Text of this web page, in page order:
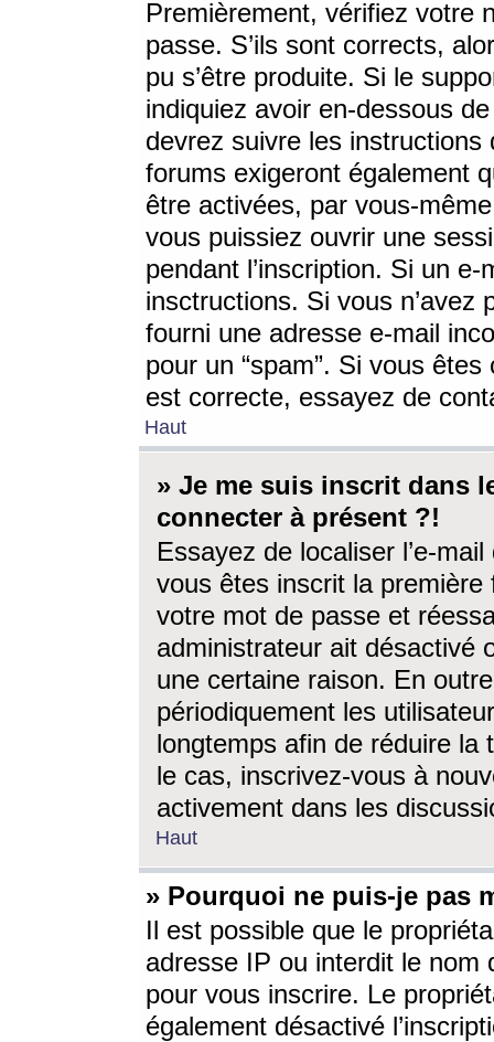
Premièrement, vérifiez votre
passe. S’ils sont corrects,
pu s’être produite. Si le
indiquiez avoir en-dessous
devrez suivre les
forums exigeront également
être activées, par vous-
vous puissiez ouvrir une
pendant l’inscription. Si un
insctructions. Si vous n’avez
fourni une adresse e-mail
pour un “spam”. Si vous
est correcte, essayez de
Haut
» Je me suis inscrit dans
connecter à présent ?!
Essayez de localiser l’e-
vous êtes inscrit la première
votre mot de passe et
administrateur ait désactivé
une certaine raison. En
périodiquement les
longtemps afin de réduire la
le cas, inscrivez-vous à
activement dans les
Haut
» Pourquoi ne puis-je pas
Il est possible que le
adresse IP ou interdit le nom
pour vous inscrire. Le
également désactivé